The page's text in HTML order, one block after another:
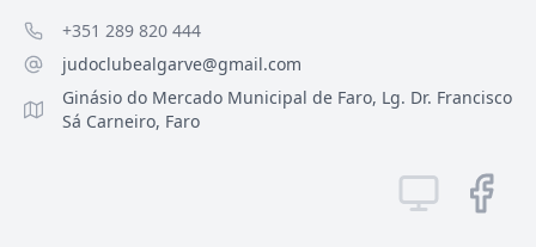
+351 289 820 444
judoclubealgarve@gmail.com
Ginásio do Mercado Municipal de Faro, Lg. Dr. Francisco
Sá Carneiro, Faro